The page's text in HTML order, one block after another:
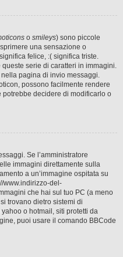
o smileys) sono piccole
una sensazione o
felice, :( significa triste.
serie di caratteri in immagini.
pagina di invio messaggi.
possono facilmente rendere
decidere di modificarlo o
Se l’amministratore
immagini direttamente sulla
a un’immagine ospitata su
www.indirizzo-del-
che hai sul tuo PC (a meno
trovano dietro sistemi di
o hotmail, siti protetti da
puoi usare il comando BBCode